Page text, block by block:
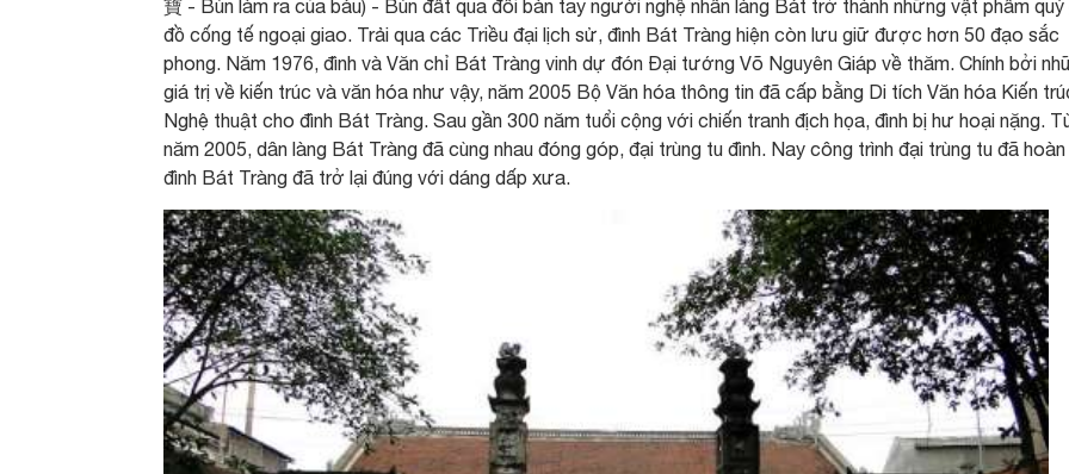
寶 - Bùn làm ra của báu) - Bùn đất qua đôi bàn tay người nghệ nhân làng Bát trở thành những vật phẩm quý
đồ cống tế ngoại giao. Trải qua các Triều đại lịch sử, đình Bát Tràng hiện còn lưu giữ được hơn 50 đạo sắc
phong. Năm 1976, đình và Văn chỉ Bát Tràng vinh dự đón Đại tướng Võ Nguyên Giáp về thăm. Chính bởi
giá trị về kiến trúc và văn hóa như vậy, năm 2005 Bộ Văn hóa thông tin đã cấp bằng Di tích Văn hóa Kiến
Nghệ thuật cho đình Bát Tràng. Sau gần 300 năm tuổi cộng với chiến tranh địch họa, đình bị hư hoại nặng.
năm 2005, dân làng Bát Tràng đã cùng nhau đóng góp, đại trùng tu đình. Nay công trình đại trùng tu đã
đình Bát Tràng đã trở lại đúng với dáng dấp xưa.